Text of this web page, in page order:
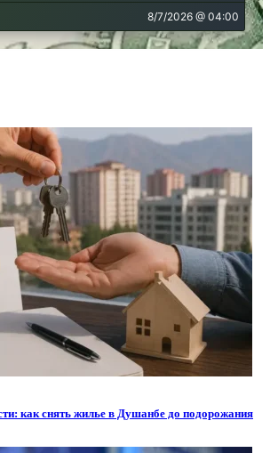
как снять жилье в Душанбе до подорожания